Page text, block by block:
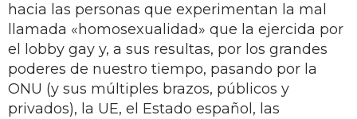
hacia las personas que experimentan la mal
llamada «homosexualidad» que la ejercida por
el lobby gay y, a sus resultas, por los grandes
poderes de nuestro tiempo, pasando por la
ONU (y sus múltiples brazos, públicos y
privados), la UE, el Estado español, las